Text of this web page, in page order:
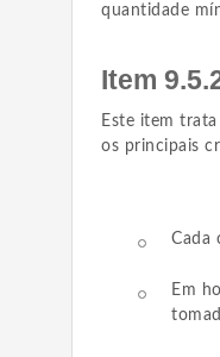
quantidade
Item
Este item
os principais
Cada
Em